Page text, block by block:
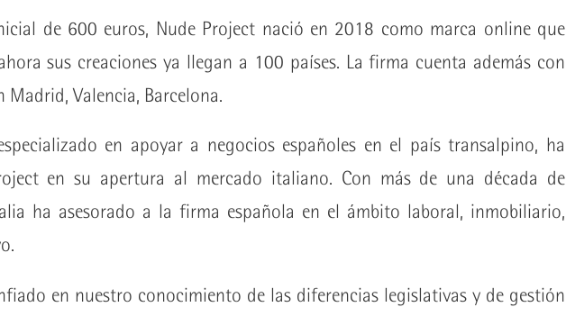
de 600 euros, Nude Project nació en 2018 como marca online que
sus creaciones ya llegan a 100 países. La firma cuenta además con
Madrid, Valencia, Barcelona.
en apoyar a negocios españoles en el país transalpino, ha
en su apertura al mercado italiano. Con más de una década de
ha asesorado a la firma española en el ámbito laboral, inmobiliario,
en nuestro conocimiento de las diferencias legislativas y de gestión